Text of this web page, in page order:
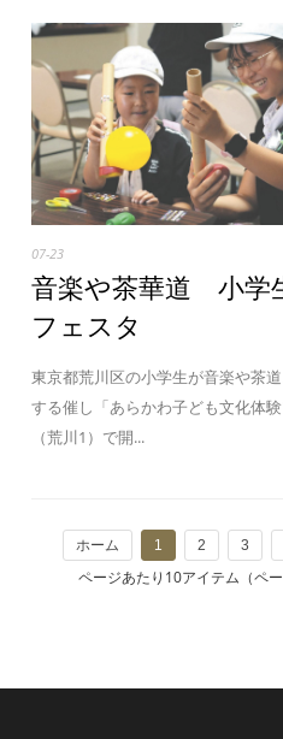
07-23
音楽や茶華道 小
フェスタ
東京都荒川区の小学生が音楽や茶
する催し「あらかわ子ども文化体
（荒川1）で開...
ホーム 1 2 3
ページあたり10アイテム（ペ